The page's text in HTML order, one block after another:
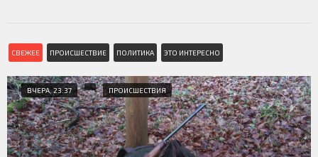
СВЕЖЕЕ ПРОИСШЕСТВИЕ ПОЛИТИКА ЭТО ИНТЕРЕСНО
ВЧЕРА, 23:37 ПРОИСШЕСТВИЯ